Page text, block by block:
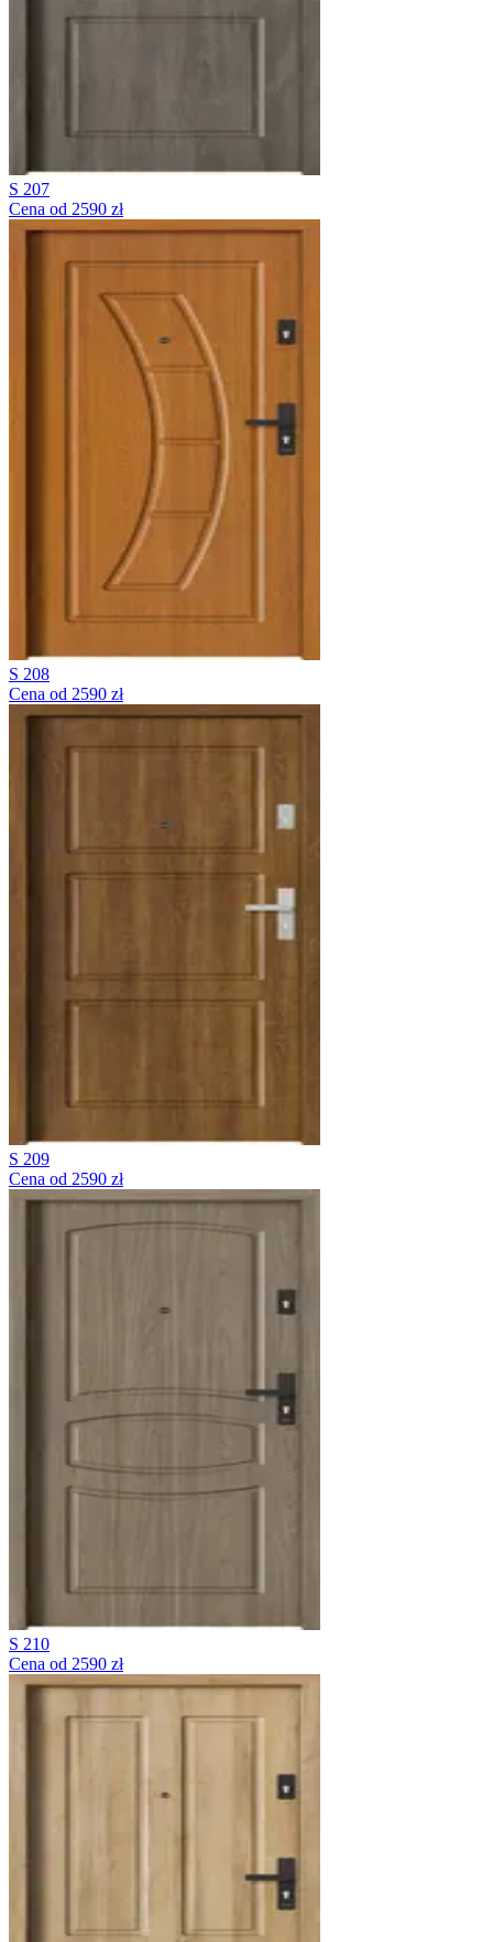
S 207
Cena od 2590 zł
S 208
Cena od 2590 zł
S 209
Cena od 2590 zł
S 210
Cena od 2590 zł